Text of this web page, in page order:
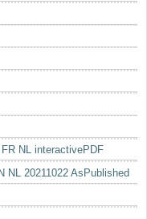
NL interactivePDF
NL 20211022 AsPublished